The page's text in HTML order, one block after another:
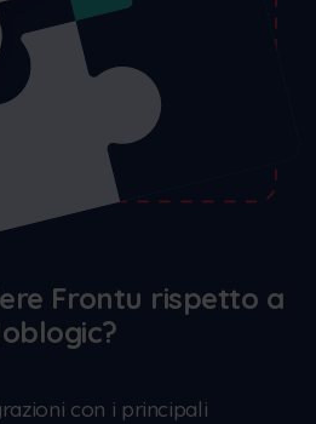
Frontu rispetto a
con i principali